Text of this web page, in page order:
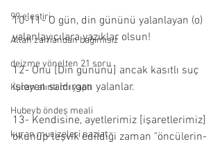
99 eleştiri
Allah zamandan bağımısız
deizme yönelten 21 soru
Kuran alıntı mı yaptı
Hubeyb öndeş meali
kuran mucizeleri naziat
10-11- O gün, din gününü yalanlayan (o)
yalanlayıcılara yazıklar olsun!
12- Onu [Din gününü] ancak kasıtlı suç
işleyen saldırgan yalanlar.
13- Kendisine, ayetlerimiz [işaretlerimiz]
okunup teşvik edildiği zaman "öncülerin-